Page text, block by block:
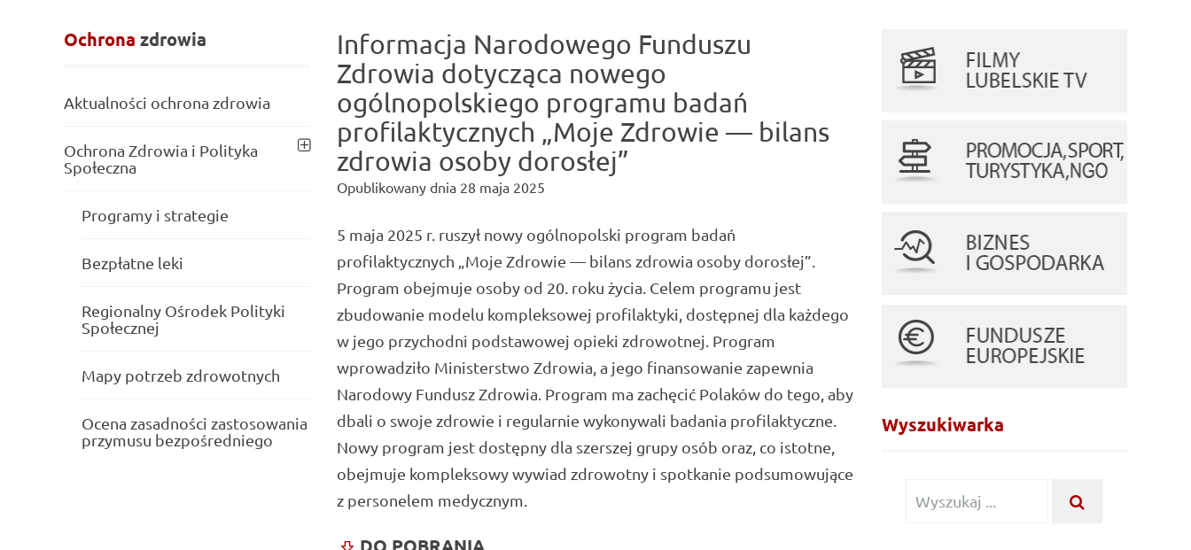
Informacja Narodowego Funduszu
Zdrowia dotycząca nowego
ogólnopolskiego programu badań
profilaktycznych „Moje Zdrowie — bilans
zdrowia osoby dorosłej”
Opublikowany dnia 28 maja 2025
5 maja 2025 r. ruszył nowy ogólnopolski program badań
profilaktycznych „Moje Zdrowie — bilans zdrowia osoby dorosłej”.
Program obejmuje osoby od 20. roku życia. Celem programu jest
zbudowanie modelu kompleksowej profilaktyki, dostępnej dla każdego
w jego przychodni podstawowej opieki zdrowotnej. Program
wprowadziło Ministerstwo Zdrowia, a jego finansowanie zapewnia
Narodowy Fundusz Zdrowia. Program ma zachęcić Polaków do tego, aby
dbali o swoje zdrowie i regularnie wykonywali badania profilaktyczne.
Nowy program jest dostępny dla szerszej grupy osób oraz, co istotne,
obejmuje kompleksowy wywiad zdrowotny i spotkanie podsumowujące
z personelem medycznym.
Ochrona zdrowia
Aktualności ochrona zdrowia
Ochrona Zdrowia i Polityka
Społeczna
Programy i strategie
Bezpłatne leki
Regionalny Ośrodek Polityki
Społecznej
Mapy potrzeb zdrowotnych
Ocena zasadności zastosowania
przymusu bezpośredniego
Wyszukiwarka
Wyszukiwanie